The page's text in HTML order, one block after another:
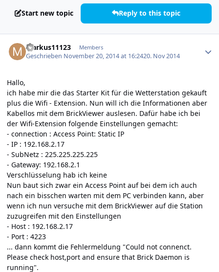
Start new topic Reply to this topic
Markus11123 Members
Geschrieben November 20, 2014 at 16:2420. Nov 2014
Hallo,
ich habe mir die das Starter Kit für die Wetterstation gekauft
plus die Wifi - Extension. Nun will ich die Informationen aber
Kabellos mit dem BrickViewer auslesen. Dafür habe ich bei
der Wifi-Extension folgende Einstellungen gemacht:
- connection : Access Point: Static IP
- IP : 192.168.2.17
- SubNetz : 225.225.225.225
- Gateway: 192.168.2.1
Verschlüsselung hab ich keine
Nun baut sich zwar ein Access Point auf bei dem ich auch
nach ein bisschen warten mit dem PC verbinden kann, aber
wenn ich nun versuche mit dem BrickViewer auf die Station
zuzugreifen mit den Einstellungen
- Host : 192.168.2.17
- Port : 4223
... dann kommt die Fehlermeldung "Could not connenct.
Please check host,port and ensure that Brick Daemon is
running".